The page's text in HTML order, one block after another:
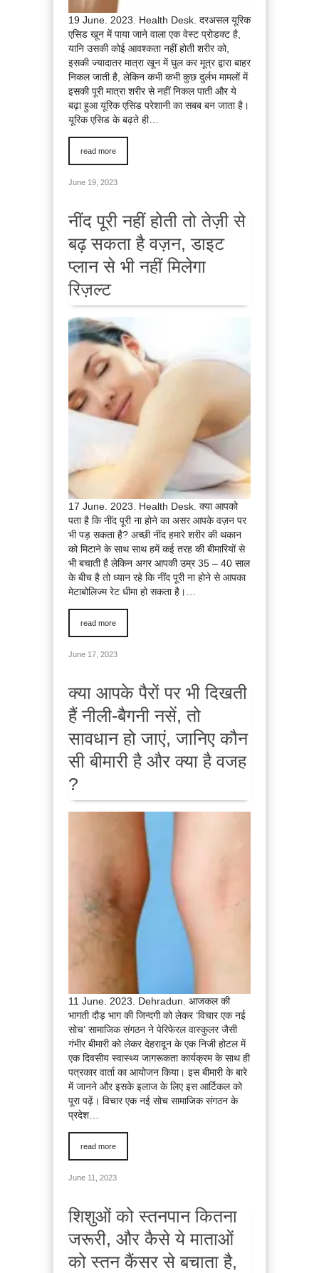
19 June. 2023. Health Desk. दरअसल यूरिक
एसिड खून में पाया जाने वाला एक वेस्ट प्रोडक्ट है,
यानि उसकी कोई आवश्कता नहीं होती शरीर को,
इसकी ज्यादातर मात्रा खून में घुल कर मूत्र द्वारा बाहर
निकल जाती है, लेकिन कभी कभी कुछ दुर्लभ मामलों में
इसकी पूरी मात्रा शरीर से नहीं निकल पाती और ये
बढ़ा हुआ यूरिक एसिड परेशानी का सबब बन जाता है।
यूरिक एसिड के बढ़ते ही…
read more
June 19, 2023
नींद पूरी नहीं होती तो तेज़ी से
बढ़ सकता है वज़न, डाइट
प्लान से भी नहीं मिलेगा
रिज़ल्ट
17 June. 2023. Health Desk. क्या आपको
पता है कि नींद पूरी ना होने का असर आपके वज़न पर
भी पड़ सकता है? अच्छी नींद हमारे शरीर की थकान
को मिटाने के साथ साथ हमें कई तरह की बीमारियों से
भी बचाती है लेकिन अगर आपकी उम्र 35 – 40 साल
के बीच है तो ध्यान रहे कि नींद पूरी ना होने से आपका
मेटाबोलिज्म रेट धीमा हो सकता है।…
read more
June 17, 2023
क्या आपके पैरों पर भी दिखती
हैं नीली-बैगनी नसें, तो
सावधान हो जाएं, जानिए कौन
सी बीमारी है और क्या है वजह
?
11 June. 2023. Dehradun. आजकल की
भागती दौड़ भाग की जिन्दगी को लेकर ‘विचार एक नई
सोच’ सामाजिक संगठन ने पेरिफेरल वास्कुलर जैसी
गंभीर बीमारी को लेकर देहरादून के एक निजी होटल में
एक दिवसीय स्वास्थ्य जागरूकता कार्यक्रम के साथ ही
पत्रकार वार्ता का आयोजन किया। इस बीमारी के बारे
में जानने और इसके इलाज के लिए इस आर्टिकल को
पूरा पढ़ें। विचार एक नई सोच सामाजिक संगठन के
प्रदेश…
read more
June 11, 2023
शिशुओं को स्तनपान कितना
जरूरी, और कैसे ये माताओं
को स्तन कैंसर से बचाता है,